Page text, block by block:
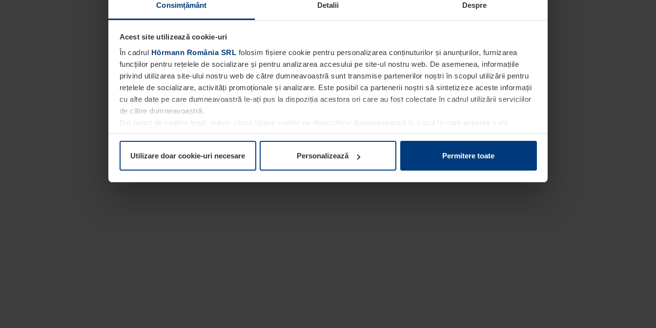
Consimțământ Detalii Despre
Acest site utilizează cookie-uri
În cadrul Hörmann România SRL folosim fișiere cookie pentru personalizarea conținuturilor și anunțurilor, furnizarea
funcțiilor pentru rețelele de socializare și pentru analizarea accesului pe site-ul nostru web. De asemenea, informațiile
privind utilizarea site-ului nostru web de către dumneavoastră sunt transmise partenerilor noștri în scopul utilizării pentru
rețelele de socializare, activități promoționale și analizare. Este posibil ca partenerii noștri să sintetizeze aceste informații
cu alte date pe care dumneavoastră le-ați pus la dispoziția acestora ori care au fost colectate în cadrul utilizării serviciilor
de către dumneavoastră.
Din punct de vedere legal, putem stoca fișiere cookie pe dispozitivul dumneavoastră în cazul în care acestea sunt
obligatorii pentru funcționarea acestei pagini. Pentru alte tipuri de fișiere cookie avem nevoie de permisiunea
paginaDeclarație cu privire la protecția datelor de pe site-ul nostru web.
Utilizare doar cookie-uri necesare Personalizează Permitere toate